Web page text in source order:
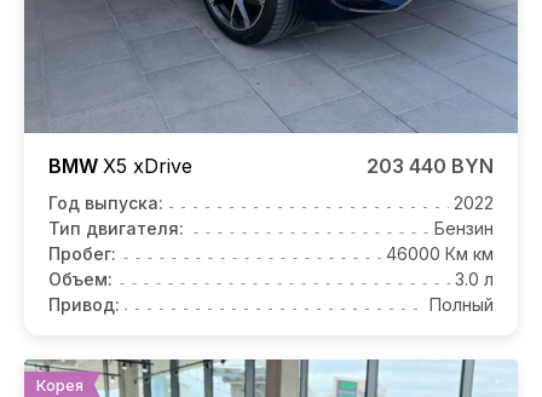
BMW X5 xDrive 203 440 BYN
Год выпуска:
2022
Тип двигателя:
Бензин
Пробег:
46000 Км км
Объем:
3.0 л
Привод:
Полный
Корея